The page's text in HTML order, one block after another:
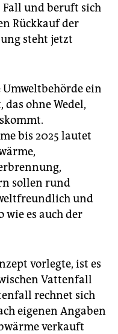
und beruft sich
Rückkauf der
steht jetzt
ein
ohne Wedel,
bis 2025 lautet
sollen rund
und
wie es auch der
vorlegte, ist es
Vattenfall
rechnet sich
eigenen Angaben
verkauft